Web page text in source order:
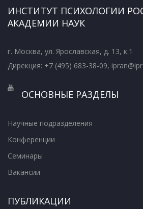
ИНСТИТУТ ПСИХОЛОГИИ
АКАДЕМИИ НАУК
г. Москва, ул. Ярославская, д. 13, к.1
Дирекция: +7 (495) 683-38-09,
ОСНОВНЫЕ РАЗДЕЛЫ
Научные подразделения
Конференции
Семинары
Вакансии
ПУБЛИКАЦИИ